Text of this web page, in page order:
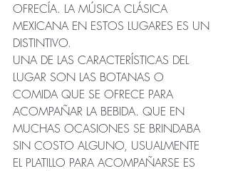
OFRECÍA. LA MÚSICA CLÁSICA
MEXICANA EN ESTOS LUGARES ES UN
DISTINTIVO.
UNA DE LAS CARACTERÍSTICAS DEL
LUGAR SON LAS BOTANAS O
COMIDA QUE SE OFRECE PARA
ACOMPAÑAR LA BEBIDA. QUE EN
MUCHAS OCASIONES SE BRINDABA
SIN COSTO ALGUNO, USUALMENTE
EL PLATILLO PARA ACOMPAÑARSE ES